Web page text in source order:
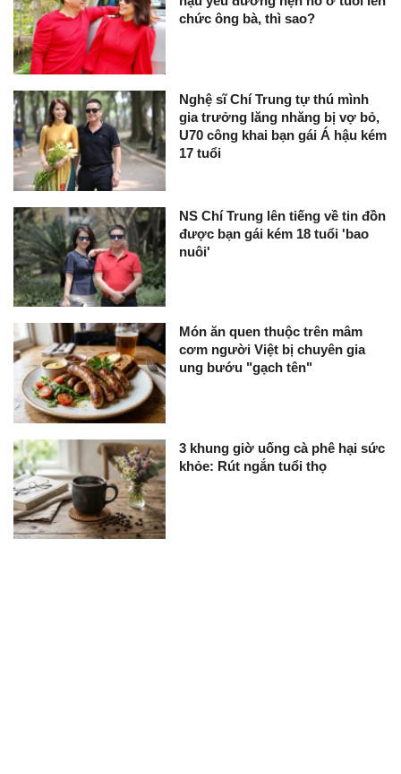
chức ông bà, thì sao?
Nghệ sĩ Chí Trung tự thú mình
gia trưởng lăng nhăng bị vợ bỏ,
U70 công khai bạn gái Á hậu kém
17 tuổi
NS Chí Trung lên tiếng về tin đồn
được bạn gái kém 18 tuổi 'bao
nuôi'
Món ăn quen thuộc trên mâm
cơm người Việt bị chuyên gia
ung bướu "gạch tên"
3 khung giờ uống cà phê hại sức
khỏe: Rút ngắn tuổi thọ